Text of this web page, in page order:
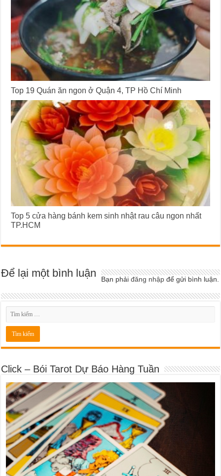
Top 19 Quán ăn ngon ở Quận 4, TP Hồ Chí Minh
Top 5 cửa hàng bánh kem sinh nhật rau câu ngon nhất
TP.HCM
Để lại một bình luận Bạn phảiđăng nhập để gửi bình luận.
Click – Bói Tarot Dự Báo Hàng Tuần